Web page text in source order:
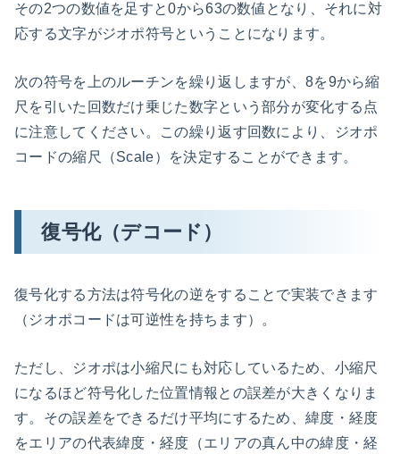
その2つの数値を足すと0から63の数値となり、それに対
応する文字がジオポ符号ということになります。
次の符号を上のルーチンを繰り返しますが、8を9から縮
尺を引いた回数だけ乗じた数字という部分が変化する点
に注意してください。この繰り返す回数により、ジオポ
コードの縮尺（Scale）を決定することができます。
復号化（デコード）
復号化する方法は符号化の逆をすることで実装できます
（ジオポコードは可逆性を持ちます）。
ただし、ジオポは小縮尺にも対応しているため、小縮尺
になるほど符号化した位置情報との誤差が大きくなりま
す。その誤差をできるだけ平均にするため、緯度・経度
をエリアの代表緯度・経度（エリアの真ん中の緯度・経